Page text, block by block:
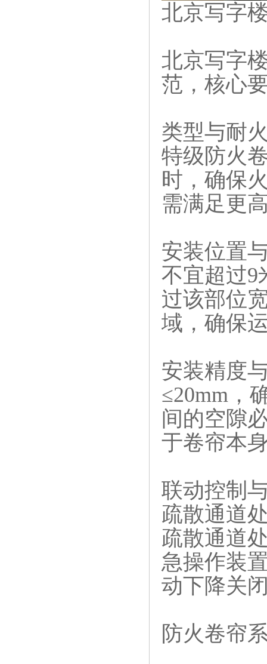
北京写字
北京写字
范，核心
类型与耐
特级防火
时，确保
需满足更
安装位置
不宜超过9
过该部位
域，确保
安装精度
≤20mm，
间的空隙
于卷帘本
联动控制
疏散通道
疏散通道
急操作装
动下降关
防火卷帘